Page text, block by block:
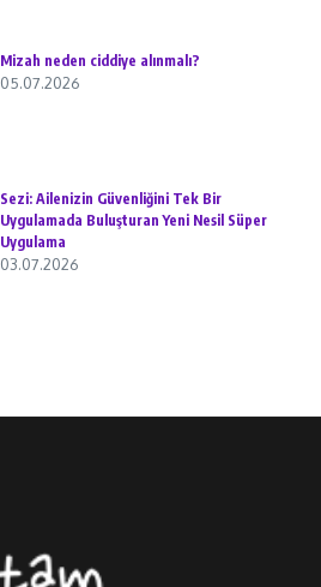
Mizah neden ciddiye alınmalı?
05.07.2026
Sezi: Ailenizin Güvenliğini Tek Bir
Uygulamada Buluşturan Yeni Nesil Süper
Uygulama
03.07.2026